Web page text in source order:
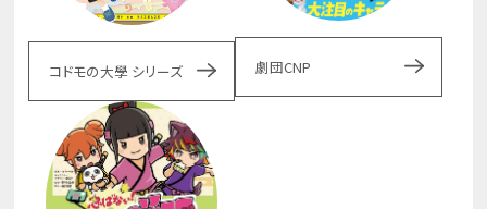
コドモの大學 シリーズ 劇団CNP